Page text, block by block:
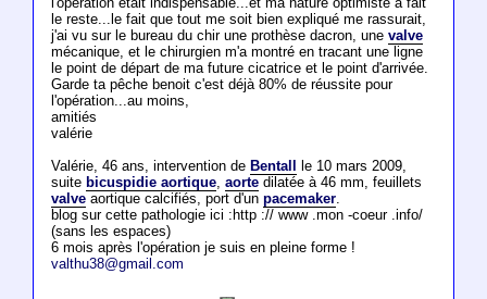
le reste...le fait que tout me soit bien expliqué me rassurait,
j'ai vu sur le bureau du chir une prothèse dacron, une valve
mécanique, et le chirurgien m'a montré en tracant une ligne
le point de départ de ma future cicatrice et le point d'arrivée.
Garde ta pêche benoit c'est déjà 80% de réussite pour
l'opération...au moins,
amitiés
valérie
Valérie, 46 ans, intervention de Bentall
le 10 mars 2009,
suite bicuspidie aortique, aortedilatée à 46 mm, feuillets
valveaortique calcifiés, port d'un pacemaker.
blog sur cette pathologie ici :http :// www .mon -coeur .info/
(sans les espaces)
6 mois après l'opération je suis en pleine forme !
valthu38@gmail.com